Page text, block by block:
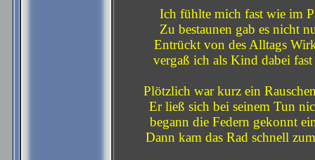
Ich fühlte mich fast wie im
Zu bestaunen gab es nicht
Entrückt von des Alltags
vergaß ich als Kind dabei
Plötzlich war kurz ein
Er ließ sich bei seinem Tun
begann die Federn gekonnt
Dann kam das Rad schnell